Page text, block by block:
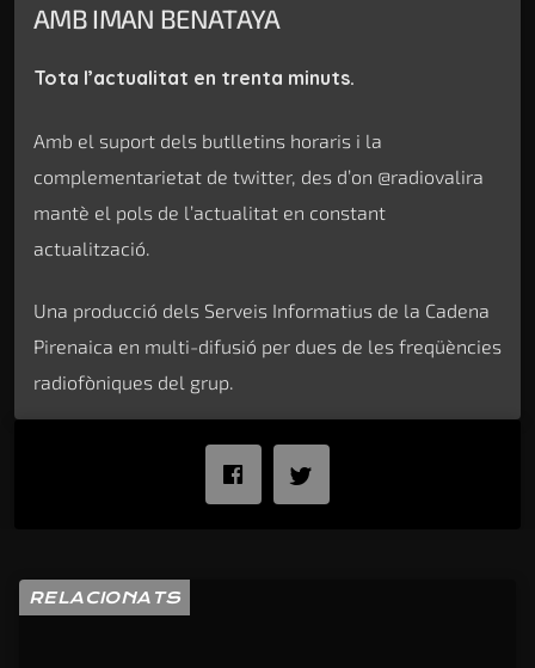
AMB IMAN BENATAYA
Tota l’actualitat en trenta minuts.
Amb el suport dels butlletins horaris i la
complementarietat de twitter, des d’on @radiovalira
mantè el pols de l’actualitat en constant
actualització.
Una producció dels Serveis Informatius de la Cadena
Pirenaica en multi-difusió per dues de les freqüències
radiofòniques del grup.
RELACIONATS